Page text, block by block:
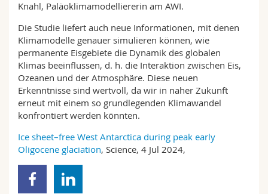
Knahl, Paläoklimamodelliererin am AWI.
Die Studie liefert auch neue Informationen, mit denen
Klimamodelle genauer simulieren können, wie
permanente Eisgebiete die Dynamik des globalen
Klimas beeinflussen, d. h. die Interaktion zwischen Eis,
Ozeanen und der Atmosphäre. Diese neuen
Erkenntnisse sind wertvoll, da wir in naher Zukunft
erneut mit einem so grundlegenden Klimawandel
konfrontiert werden könnten.
Ice sheet–free West Antarctica during peak early
Oligocene glaciation, Science, 4 Jul 2024,